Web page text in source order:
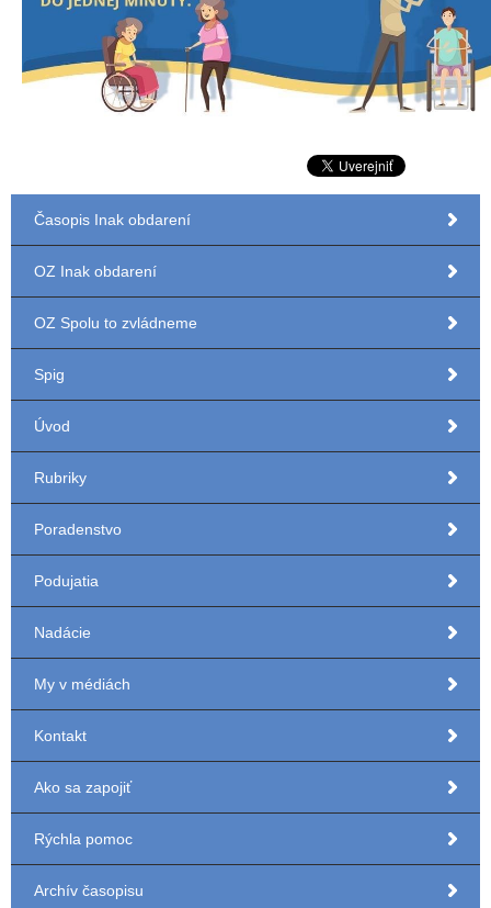
Časopis Inak obdarení
OZ Inak obdarení
OZ Spolu to zvládneme
Spig
Úvod
Rubriky
Poradenstvo
Podujatia
Nadácie
My v médiách
Kontakt
Ako sa zapojiť
Rýchla pomoc
Archív časopisu